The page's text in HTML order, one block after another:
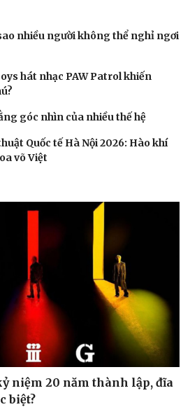
nhiều người không thể nghỉ ngơi
hát nhạc PAW Patrol khiến
góc nhìn của nhiều thế hệ
Quốc tế Hà Nội 2026: Hào khí
võ Việt
niệm 20 năm thành lập, đĩa
biệt?